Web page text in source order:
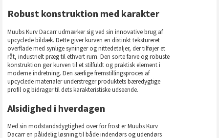
Robust konstruktion med karakter
Muubs Kurv Dacarr udmærker sig ved sin innovative brug af
upcyclede bildæk. Dette giver kurven en distinkt tekstureret
overflade med synlige syninger og nittedetaljer, der tilføjer et
råt, industrielt præg til ethvert rum. Den sorte farve og robuste
konstruktion gør kurven til et stilfuldt og praktisk element i
moderne indretning. Den særlige fremstillingsproces af
upcyclede materialer understreger produktets bæredygtige
profil og bidrager til dets karakteristiske udseende.
Alsidighed i hverdagen
Med sin modstandsdygtighed over for frost er Muubs Kurv
Dacarr en pålidelig løsning til både indendørs og udendørs